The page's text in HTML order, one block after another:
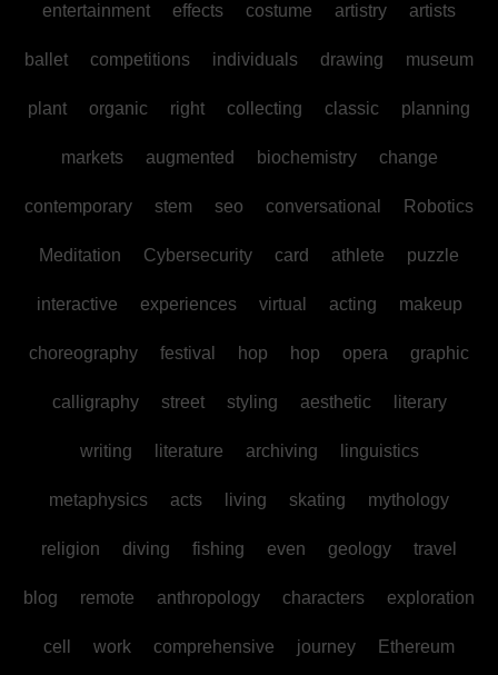
entertainment effects costume artistry artists
ballet competitions individuals drawing museum
plant organic right collecting classic planning
markets augmented biochemistry change
contemporary stem seo conversational Robotics
Meditation Cybersecurity card athlete puzzle
interactive experiences virtual acting makeup
choreography festival hop hop opera graphic
calligraphy street styling aesthetic literary
writing literature archiving linguistics
metaphysics acts living skating mythology
religion diving fishing even geology travel
blog remote anthropology characters exploration
cell work comprehensive journey Ethereum